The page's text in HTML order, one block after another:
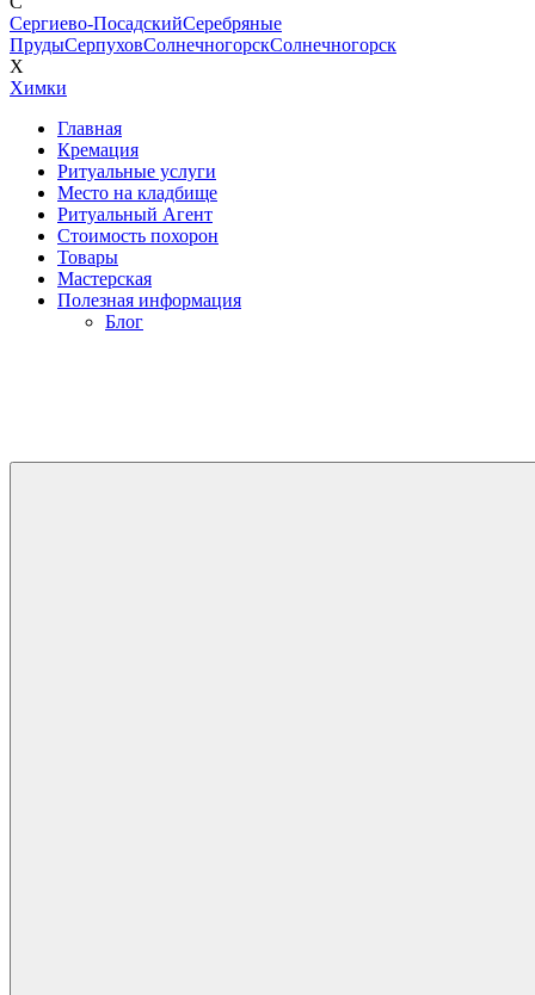
Сергиево-ПосадскийСеребряные
ПрудыСерпуховСолнечногорскСолнечногорск
Х
Химки
Главная
Кремация
Ритуальные услуги
Место на кладбище
Ритуальный Агент
Стоимость похорон
Товары
Мастерская
Полезная информация
Блог